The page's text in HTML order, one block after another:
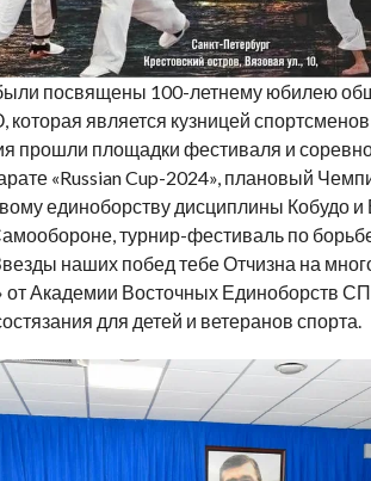
посвящены 100-летнему юбилею
которая является кузницей
прошли площадки фестиваля и
«Russian Cup-2024», плановый
единоборству дисциплины Кобудо и
турнир-фестиваль по
наших побед тебе Отчизна на
от Академии Восточных Единоборств
для детей и ветеранов спорта.